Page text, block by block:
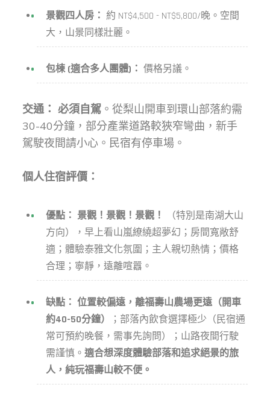
景觀四人房： 約 NT$4,500 - NT$5,800/晚。空間
大，山景同樣壯麗。
包棟 (適合多人團體)： 價格另議。
交通： 必須自駕 。從梨山開車到環山部落約需
30-40分鐘，部分產業道路較狹窄彎曲，新手
駕駛夜間請小心。民宿有停車場。
個人住宿評價：
優點： 景觀！景觀！景觀！
（特別是南湖大山
方向），早上看山嵐繚繞超夢幻；房間寬敞舒
適；體驗泰雅文化氛圍；主人親切熱情；價格
合理；寧靜，遠離喧囂。
缺點： 位置較偏遠，離福壽山農場更遠（開車
約40-50分鐘）
；部落內飲食選擇極少（民宿通
常可預約晚餐，需事先詢問）；山路夜間行駛
需謹慎。適合想深度體驗部落和追求絕景的旅
人，純玩福壽山較不便。